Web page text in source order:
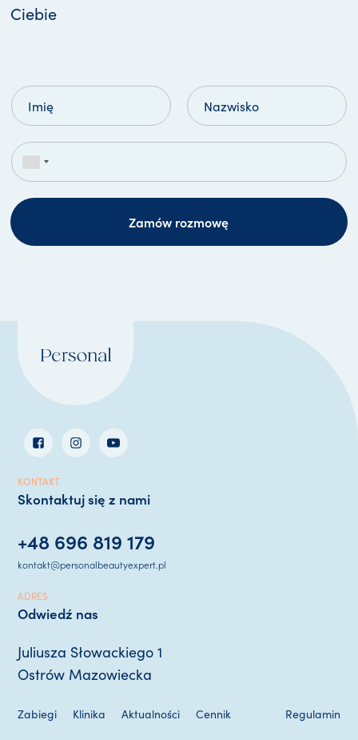
Ciebie
Zamów rozmowę
KONTAKT
Skontaktuj się z nami
+48 696 819 179
kontakt@personalbeautyexpert.pl
ADRES
Odwiedź nas
Juliusza Słowackiego 1
Ostrów Mazowiecka
Zabiegi Klinika Aktualności Cennik Regulamin